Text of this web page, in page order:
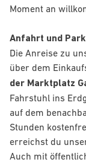
Moment an
Anfahrt und
Die Anreise zu
über dem
der Marktplatz
Fahrstuhl ins
auf dem
Stunden
erreichst du
Auch mit